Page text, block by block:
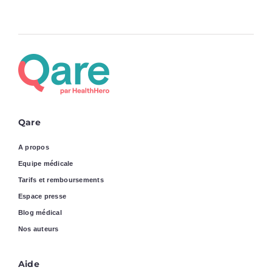
Qare
A propos
Equipe médicale
Tarifs et remboursements
Espace presse
Blog médical
Nos auteurs
Aide